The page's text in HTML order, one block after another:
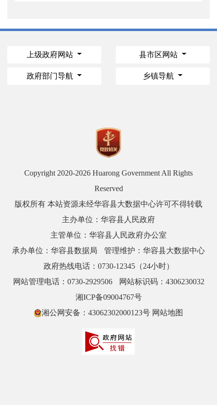
上级政府网站 县市区网站
政府部门导航 乡镇导航
Copyright 2020-2026 Huarong Government All Rights
Reserved
版权所有 本站资源未经华容县大数据中心许可不得转载
主办单位：华容县人民政府
主管单位：华容县人民政府办公室
承办单位：华容县数据局
管理维护：华容县大数据中心
政府热线电话：0730-12345（24小时）
网站管理电话：0730-2929506
网站标识码：4306230032
湘ICP备09004767号
湘公网安备：43062302000123号 网站地图